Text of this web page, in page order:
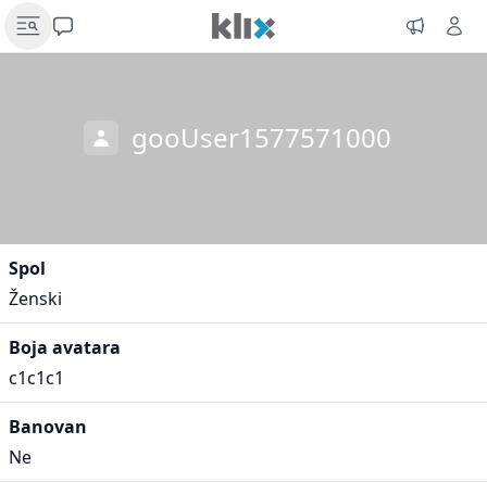
gooUser1577571000
Spol
Ženski
Boja avatara
c1c1c1
Banovan
Ne